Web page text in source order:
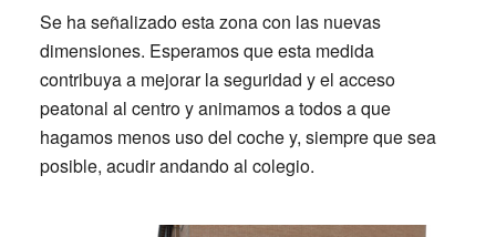
Se ha señalizado esta zona con las nuevas
dimensiones. Esperamos que esta medida
contribuya a mejorar la seguridad y el acceso
peatonal al centro y animamos a todos a que
hagamos menos uso del coche y, siempre que sea
posible, acudir andando al colegio.